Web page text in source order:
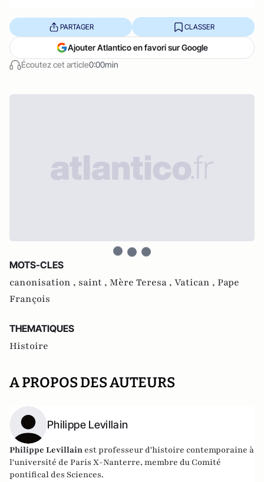
Écoutez cet article0:00min
PARTAGER CLASSER
Ajouter Atlantico en favori sur Google
MOTS-CLES
canonisation , saint , Mère Teresa , Vatican , Pape
François
THEMATIQUES
Histoire
A PROPOS DES AUTEURS
Philippe Levillain
Philippe Levillain est professeur d'histoire contemporaine à
l'université de Paris X-Nanterre, membre du Comité
pontifical des Sciences.